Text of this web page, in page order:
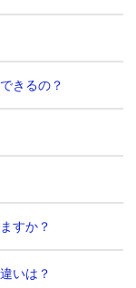
きるの？
すか？
いは？